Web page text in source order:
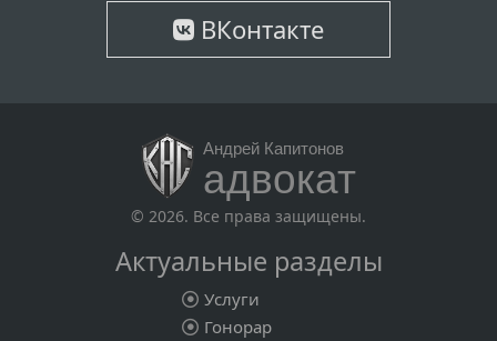
ВКонтакте
Андрей Капитонов
адвокат
© 2026. Все права защищены.
Актуальные разделы
Услуги
Гонорар